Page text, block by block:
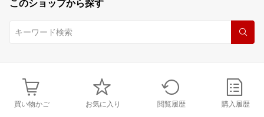
このショップから探す
買い物かご お気に入り 閲覧履歴 購入履歴